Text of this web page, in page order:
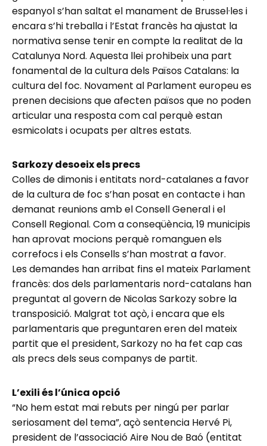
espanyol s’han saltat el manament de Brussel·les i
encara s’hi treballa i l’Estat francès ha ajustat la
normativa sense tenir en compte la realitat de la
Catalunya Nord. Aquesta llei prohibeix una part
fonamental de la cultura dels Països Catalans: la
cultura del foc. Novament al Parlament europeu es
prenen decisions que afecten països que no poden
articular una resposta com cal perquè estan
esmicolats i ocupats per altres estats.
Sarkozy desoeix els precs
Colles de dimonis i entitats nord-catalanes a favor
de la cultura de foc s’han posat en contacte i han
demanat reunions amb el Consell General i el
Consell Regional. Com a conseqüència, 19 municipis
han aprovat mocions perquè romanguen els
correfocs i els Consells s’han mostrat a favor.
Les demandes han arribat fins el mateix Parlament
francès: dos dels parlamentaris nord-catalans han
preguntat al govern de Nicolas Sarkozy sobre la
transposició. Malgrat tot açò, i encara que els
parlamentaris que preguntaren eren del mateix
partit que el president, Sarkozy no ha fet cap cas
als precs dels seus companys de partit.
L’exili és l’única opció
“No hem estat mai rebuts per ningú per parlar
seriosament del tema”, açò sentencia Hervé Pi,
president de l’associació Aire Nou de Baó (entitat